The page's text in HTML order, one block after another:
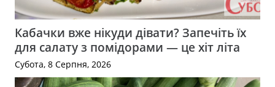
Кабачки вже нікуди дівати? Запечіть їх
для салату з помідорами — це хіт літа
Субота, 8 Серпня, 2026